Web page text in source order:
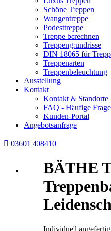
Schöne Treppen
Wangentreppe
Podesttreppe
Treppe berechnen
Treppengrundrisse
DIN 18065 für
Treppenarten
Treppenbeleuchtung
Ausstellung
Kontakt
Kontakt & Standorte
FAQ - Häufige
Kunden-Portal
Angebotsanfrage
 03601 408410
BÄTHE
Individuell